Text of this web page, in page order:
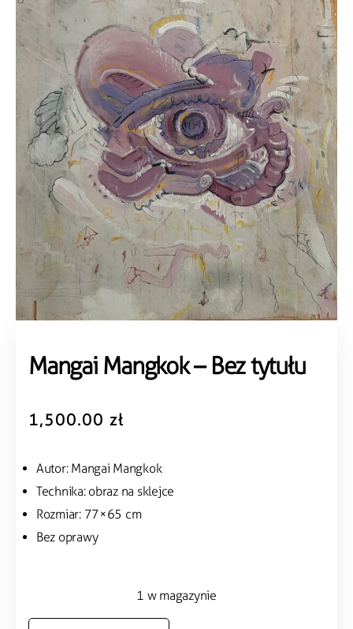
Mangai Mangkok – Bez tytułu
1,500.00 zł
Autor: Mangai Mangkok
Technika: obraz na sklejce
Rozmiar: 77×65 cm
Bez oprawy
1 w magazynie